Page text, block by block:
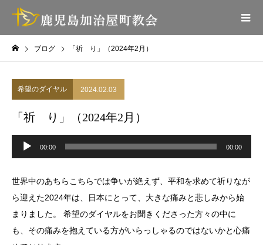
ブログ 「祈 り」（2024年2月）
希望のダイヤル 2024.02.03
「祈 り」（2024年2月）
ヤ
ー
00:00 00:00
世界中のあちらこちらでは争いが絶えず、 平和を求めて祈りなが
ら迎えた2024年は、日本にとって、 大きな痛みと悲しみから始
まりました。 希望のダイヤルをお聞きくださった方々の中に
も、 その痛みを抱えている方がいらっしゃるのではないかと心痛